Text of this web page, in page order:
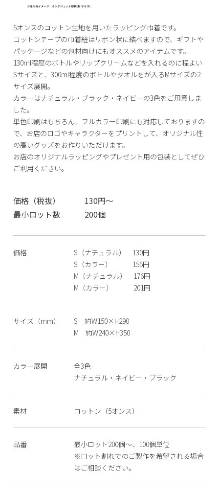
5オンスのコットン生地を用いたラッピング巾着です。
コットンテープの巾着紐はリボン状に結べますので、ギフトや
パッケージなどの包材向けにもオススメのアイテムです。
130ml程度のボトルやリップクリームなどを入れるのに程よい
Sサイズと、300ml程度のボトルやタオルをが入るMサイズの2
サイズ展開。
カラーはナチュラル・ブラック・ネイビーの3色をご用意しま
した。
単色印刷はもちろん、フルカラー印刷にも対応しておりますの
で、お店のロゴやキャラクターをプリントして、オリジナル性
の高いグッズをお作りいただけます。
お店のオリジナルラッピングやプレゼント用の包装としてぜひ
ご利用ください。
価格（税抜）
130円～
最小ロット数
200個
価格
S（ナチュラル） 130円
S（カラー） 155円
M（ナチュラル） 176円
M（カラー） 201円
サイズ（mm）
S 約W150×H290
M 約W240×H350
カラー展開
全3色
ナチュラル・ネイビー・ブラック
素材 コットン（5オンス）
品番
最小ロット200個～、100個単位
※ロット割れでのご製作を希望される場合
はご相談ください。